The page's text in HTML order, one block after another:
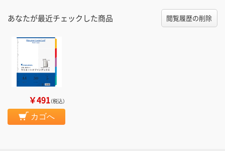
あなたが最近チェックした商品 閲覧履歴の削除
￥491（税込）
カゴへ